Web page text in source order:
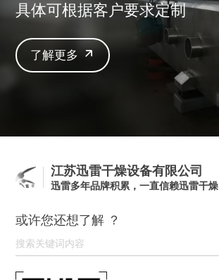
具体可根据客户要求定制
了解更多
江苏迅雷干燥设备有限公司
迅雷多年品牌积累，一直信赖迅雷干燥
或许您还想了解 ？